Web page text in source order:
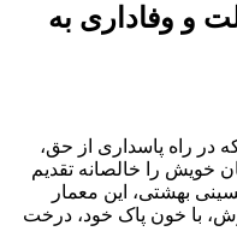
و وفاداری به
در راه پاسداری از حق،
خویش را خالصانه تقدیم
بهشتی، این معمار
با خون پاک خود، درخت